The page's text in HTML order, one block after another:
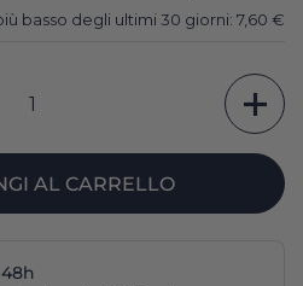
basso degli ultimi 30 giorni: 7,60 €
AL CARRELLO